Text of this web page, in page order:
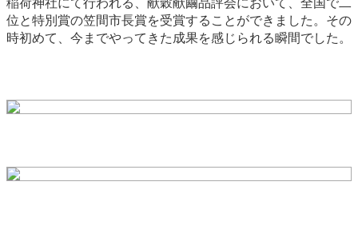
稲荷神社にて行われる、献穀献繭品評会において、全国で二
位と特別賞の笠間市長賞を受賞することができました。その
時初めて、今までやってきた成果を感じられる瞬間でした。